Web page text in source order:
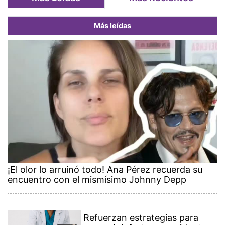
Más leídas
¡El olor lo arruinó todo! Ana Pérez recuerda su
encuentro con el mismísimo Johnny Depp
Refuerzan estrategias para